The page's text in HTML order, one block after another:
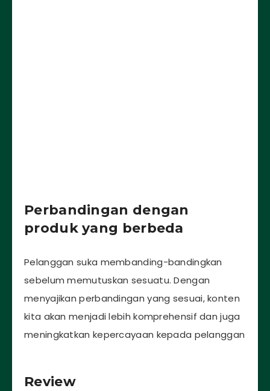
Perbandingan dengan
produk yang berbeda
Pelanggan suka membanding-bandingkan
sebelum memutuskan sesuatu. Dengan
menyajikan perbandingan yang sesuai, konten
kita akan menjadi lebih komprehensif dan juga
meningkatkan kepercayaan kepada pelanggan
Review